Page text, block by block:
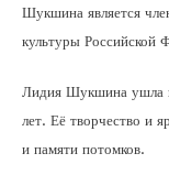
Шукшина является
культуры Российской
Лидия Шукшина ушла
лет. Её творчество и
и памяти потомков.